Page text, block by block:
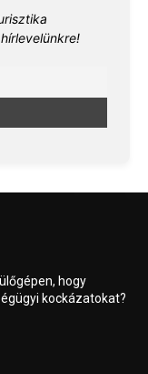
hogy
kockázatokat?